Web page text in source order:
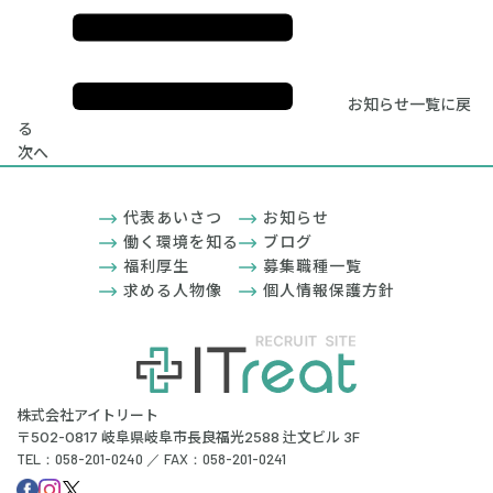
お知らせ一覧に戻
る
次へ
株式会社アイトリート
〒502-0817 岐阜県岐阜市長良福光2588 辻文ビル 3F
TEL：058-201-0240 ／ FAX：058-201-0241
代表あいさつ
働く環境を知る
福利厚生
求める人物像
お知らせ
ブログ
募集職種一覧
個人情報保護方針